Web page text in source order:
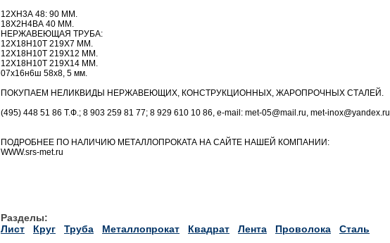
12ХН3А 48: 90 ММ.
18Х2Н4ВА 40 ММ.
НЕРЖАВЕЮЩАЯ ТРУБА:
12Х18Н10Т 219Х7 ММ.
12Х18Н10Т 219Х12 ММ.
12Х18Н10Т 219Х14 ММ.
07х16н6ш 58х8, 5 мм.
ПОКУПАЕМ НЕЛИКВИДЫ НЕРЖАВЕЮЩИХ, КОНСТРУКЦИОННЫХ, ЖАРОПРОЧНЫХ СТАЛЕЙ.
(495) 448 51 86 Т.Ф.; 8 903 259 81 77; 8 929 610 10 86, e-mail: met-05@mail.ru, met-inox@yandex.ru
ПОДРОБНЕЕ ПО НАЛИЧИЮ МЕТАЛЛОПРОКАТА НА САЙТЕ НАШЕЙ КОМПАНИИ:
WWW.srs-met.ru
Разделы:
Лист
Круг Труба Металлопрокат Квадрат Лента Проволока Сталь